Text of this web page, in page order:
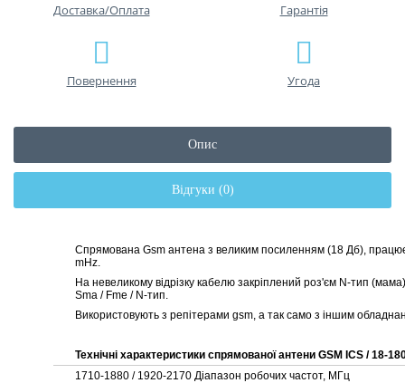
Доставка/Оплата Гарантiя
Повернення Угода
Опис
Відгуки (0)
Спрямована Gsm антена з великим посиленням (18 Дб),
mHz.
На невеликому відрізку кабелю закріплений роз'єм N-тип
Sma / Fme / N-тип.
Використовують з репітерами gsm, а так само з іншим
Технічні характеристики спрямованої антени GSM ICS / 18-
1710-1880 / 1920-2170 Діапазон робочих частот, МГц